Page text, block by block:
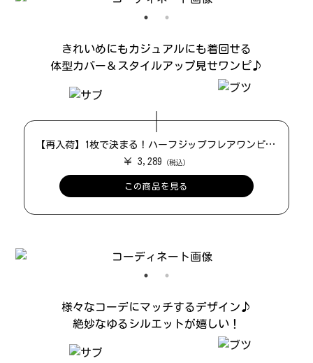
きれいめにもカジュアルにも着回せる
体型カバー＆スタイルアップ見せワンピ♪
【再入荷】1枚で決まる！ハーフジップフレアワンピース
￥ 3,289
この商品を見る
様々なコーデにマッチするデザイン♪
絶妙なゆるシルエットが嬉しい！